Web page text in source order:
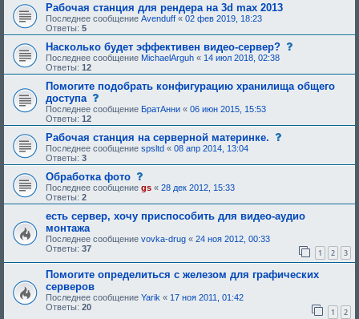
е
н
:
р
е
ю
щ
о
о
р
е
н
я
Рабочая станция для рендера на 3d max 2013
Последнее сообщение Avenduff « 02 фев 2019, 18:23
Ответы: 5
Насколько будет эффективен видео-сервер?
б
щ
е
е
о
б
р
е
Последнее сообщение MichaelArguh « 14 июл 2018, 02:38
Ответы: 12
Помогите подобрать конфигурацию хранилища общего
доступа
о
о
б
щ
е
н
и
е
,
т
р
б
ю
о
о
Последнее сообщение БратАнни « 06 июн 2015, 15:53
Ответы: 12
Рабочая станция на серверной материнке.
б
и
е
,
б
ю
Последнее сообщение spsltd « 08 апр 2014, 13:04
Ответы: 3
Обработка фото
о
о
б
щ
е
и
,
т
р
б
Последнее сообщение gs « 28 дек 2012, 15:33
Ответы: 2
есть сервер, хочу приспособить для видео-аудио
монтажа
Последнее сообщение vovka-drug « 24 ноя 2012, 00:33
Ответы: 37 1 2 3
Помогите определиться с железом для графических
серверов
Последнее сообщение Yarik « 17 ноя 2011, 01:42
Ответы: 20 1 2